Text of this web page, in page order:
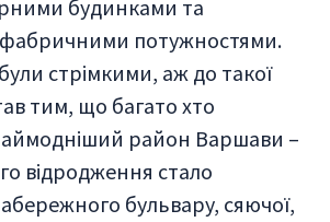
будинками та
потужностями.
стрімкими, аж до такої
тим, що багато хто
район Варшави –
відродження стало
бульвару, сяючої,